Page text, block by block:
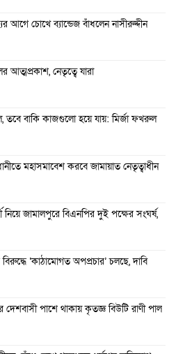
আগে চোখে ব্যান্ডেজ বাঁধলেন নাসীরুদ্দীন
আত্মপ্রকাশ, নেতৃত্বে যারা
তবে বাকি কাজগুলো হয়ে যায়: মির্জা ফখরুল
মহাসমাবেশ করবে জামায়াত নেতৃত্বাধীন
নিয়ে জামালপুরে বিএনপির দুই পক্ষের সংঘর্ষ,
বিরুদ্ধে ‘কাঠামোগত অপপ্রচার’ চলছে, দাবি
পাশে থাকায় কৃতজ্ঞ বিউটি রাণী পাল